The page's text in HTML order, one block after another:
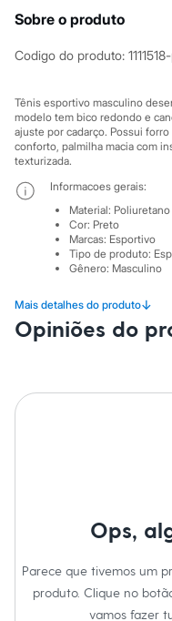
Bijoux
Óculos
Botas
Chinelos
Rasteirinhas
Sandálias
Sapatilhas
Tênis
Marcas
Clock House
Mindset
Sawary
Moda esportiva
Acessórios
Blusas
Tops
Moda íntima
Saídas de praia
Personagens
Plus size
Blusas e Camisetas
Sobre o produto
Codigo do produto:
Tênis esportivo masculino
modelo tem bico redondo e
ajuste por cadarço. Possui
conforto, palmilha macia com
texturizada.
Mais detalhes do produto↓
Informacoes gerais:
Material: Poliuretano
Cor: Preto
Marcas: Esportivo
Tipo de produto:
Gênero: Masculino
Opiniões do
Ops,
Parece que tivemos um
produto. Clique no
vamos fazer